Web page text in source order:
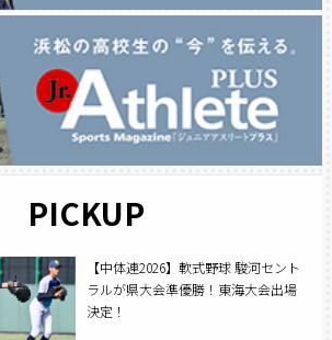
PICKUP
【中体連2026】軟式野球 駿河セント
ラルが県大会準優勝！東海大会出場
決定！